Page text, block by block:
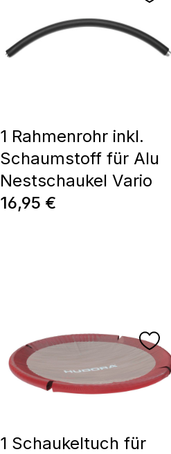
1 Rahmenrohr inkl.
Schaumstoff für Alu
Nestschaukel Vario
Regulärer Preis:
16,95 €
1 Schaukeltuch für